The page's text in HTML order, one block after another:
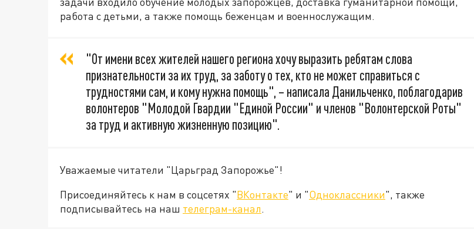
работа с детьми, а также помощь беженцам и военнослужащим.
"От имени всех жителей нашего региона хочу выразить ребятам слова
признательности за их труд, за заботу о тех, кто не может справиться с
трудностями сам, и кому нужна помощь", – написала Данильченко, поблагодарив
волонтеров "Молодой Гвардии "Единой России" и членов "Волонтерской Роты"
за труд и активную жизненную позицию".
Уважаемые читатели "Царьград Запорожье"!
Присоединяйтесь к нам в соцсетях "ВКонтакте" и "Одноклассники", также
подписывайтесь на наш телеграм-канал.